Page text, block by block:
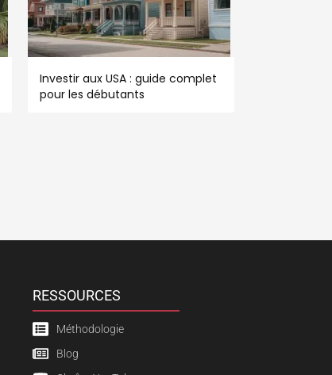
Investir aux USA : guide complet
pour les débutants
RESSOURCES
Méthodologie
Blog